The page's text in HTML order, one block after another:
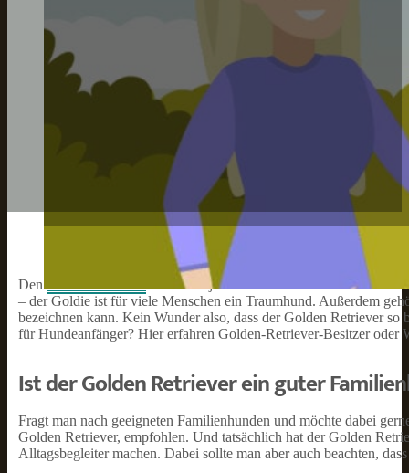
Den
kennt fast jeder und der Ruf der Rasse ist
– der Goldie ist für viele Menschen ein Traumhund. Außerdem
bezeichnen kann. Kein Wunder also, dass der Golden Retriever
für Hundeanfänger? Hier erfahren Golden-Retriever-Besitzer
Ist der Golden Retriever ein guter
Fragt man nach geeigneten Familienhunden und möchte dabei
Golden Retriever, empfohlen. Und tatsächlich hat der Golden
Alltagsbegleiter machen. Dabei sollte man aber auch beachten,